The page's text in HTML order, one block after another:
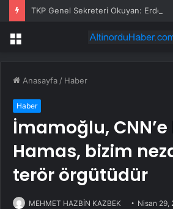
Menü
Anasayfa / Haber
Haber
İmamoğlu,
Hamas, bizim
terör örgütüdür
MEHMET HAZBİN KAZBEK Nisan 29,